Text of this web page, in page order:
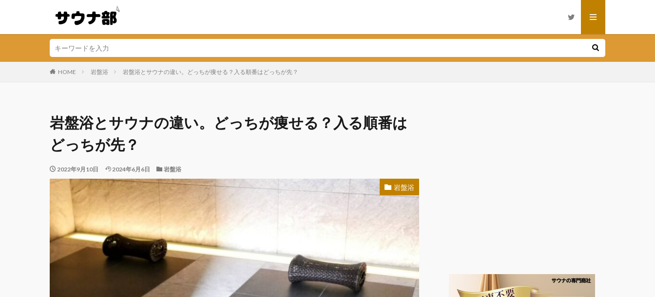
HOME 岩盤浴 岩盤浴とサウナの違い。どっちが痩せる？入る順番はどっちが先？
岩盤浴とサウナの違い。どっちが痩せる？入る順番は
どっちが先？
2022年9月10日 2024年6月6日 岩盤浴
岩盤浴